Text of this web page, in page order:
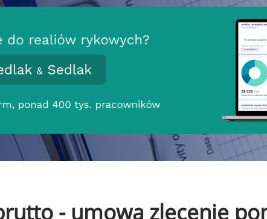
- umowa zlecenie